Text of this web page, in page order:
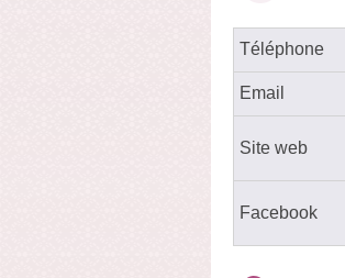
Téléphone
Email
Site web
Facebook